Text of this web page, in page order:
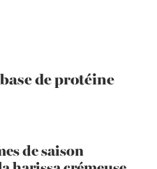
de protéine
de saison